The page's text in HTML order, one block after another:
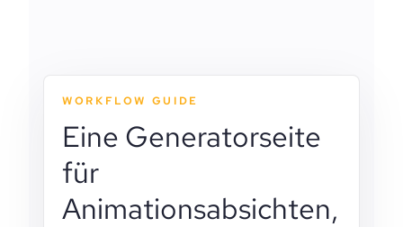
WORKFLOW GUIDE
Eine Generatorseite
für
Animationsabsichten,